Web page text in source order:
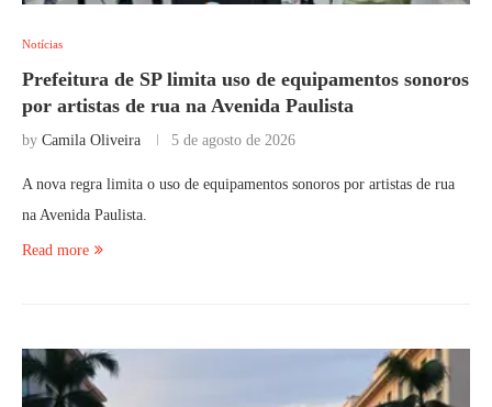
Notícias
Prefeitura de SP limita uso de equipamentos sonoros
por artistas de rua na Avenida Paulista
by Camila Oliveira 5 de agosto de 2026
A nova regra limita o uso de equipamentos sonoros por artistas de rua
na Avenida Paulista.
Read more